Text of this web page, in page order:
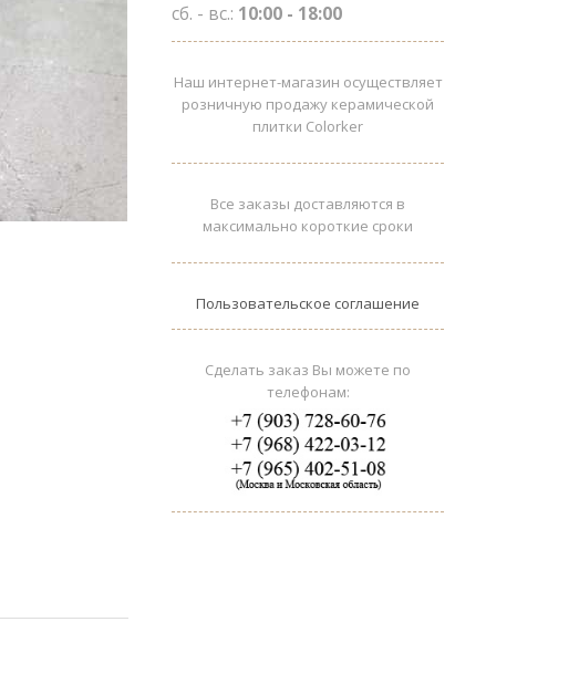
сб. - вс.: 10:00 - 18:00
Наш интернет-магазин осуществляет
розничную продажу керамической
плитки Colorker
Все заказы доставляются в
максимально короткие сроки
Пользовательское соглашение
Сделать заказ Вы можете по
телефонам: